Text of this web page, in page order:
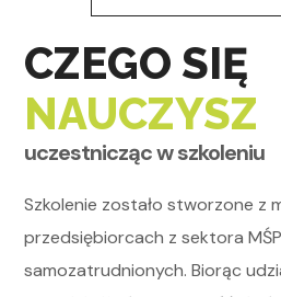
uczestnicząc w szkoleniu
CZEGO SIĘ
NAUCZYSZ
Szkolenie zostało stworzone z
przedsiębiorcach z sektora
samozatrudnionych. Biorąc